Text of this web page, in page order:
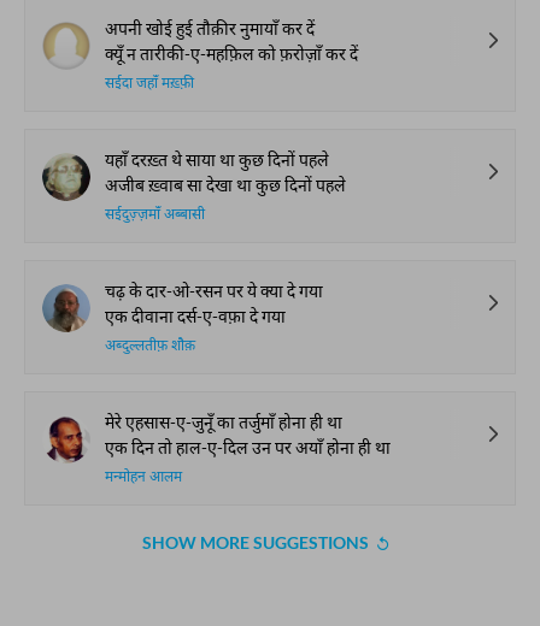
अपनी खोई हुई तौक़ीर नुमायाँ कर दें
क्यूँ न तारीकी-ए-महफ़िल को फ़रोज़ाँ कर दें
सईदा जहाँ मख़्फ़ी
यहाँ दरख़्त थे साया था कुछ दिनों पहले
अजीब ख़्वाब सा देखा था कुछ दिनों पहले
सईदुज़्ज़माँ अब्बासी
चढ़ के दार-ओ-रसन पर ये क्या दे गया
एक दीवाना दर्स-ए-वफ़ा दे गया
अब्दुल्लतीफ़ शौक़
मेरे एहसास-ए-जुनूँ का तर्जुमाँ होना ही था
एक दिन तो हाल-ए-दिल उन पर अयाँ होना ही था
मन्मोहन आलम
SHOW MORE SUGGESTIONS